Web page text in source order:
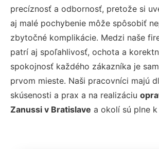
precíznosť a odbornosť, pretože si
aj malé pochybenie môže spôsobiť
zbytočné komplikácie. Medzi naše
patrí aj spoľahlivosť, ochota a
spokojnosť každého zákazníka je
prvom mieste. Naši pracovníci majú
skúsenosti a prax a na realizáciu
Zanussi v Bratislave a okolí sú plne